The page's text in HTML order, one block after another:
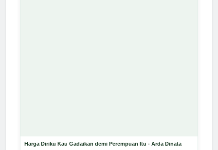
Harga Diriku Kau Gadaikan demi Perempuan Itu - Arda Dinata